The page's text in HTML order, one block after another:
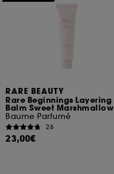
RARE BEAUTY
Rare Beginnings Layering
Balm Sweet Marshmallow
Baume Parfumé
26
23,00€